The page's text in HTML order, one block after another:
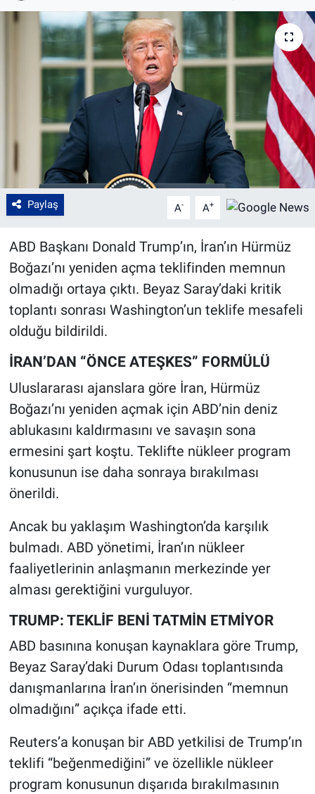
Paylaş A- A+
ABD Başkanı Donald Trump’ın, İran’ın Hürmüz
Boğazı’nı yeniden açma teklifinden memnun
olmadığı ortaya çıktı. Beyaz Saray’daki kritik
toplantı sonrası Washington’un teklife mesafeli
olduğu bildirildi.
İRAN’DAN “ÖNCE ATEŞKES” FORMÜLÜ
Uluslararası ajanslara göre İran, Hürmüz
Boğazı’nı yeniden açmak için ABD’nin deniz
ablukasını kaldırmasını ve savaşın sona
ermesini şart koştu. Teklifte nükleer program
konusunun ise daha sonraya bırakılması
önerildi.
Ancak bu yaklaşım Washington’da karşılık
bulmadı. ABD yönetimi, İran’ın nükleer
faaliyetlerinin anlaşmanın merkezinde yer
alması gerektiğini vurguluyor.
TRUMP: TEKLİF BENİ TATMİN ETMİYOR
ABD basınına konuşan kaynaklara göre Trump,
Beyaz Saray’daki Durum Odası toplantısında
danışmanlarına İran’ın önerisinden “memnun
olmadığını” açıkça ifade etti.
Reuters’a konuşan bir ABD yetkilisi de Trump’ın
teklifi “beğenmediğini” ve özellikle nükleer
program konusunun dışarıda bırakılmasının